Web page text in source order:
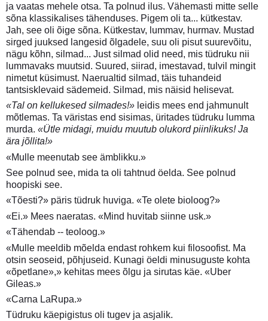
ja vaatas mehele otsa. Ta polnud ilus. Vähemasti mitte selle
sõna klassikalises tähenduses. Pigem oli ta... kütkestav.
Jah, see oli õige sõna. Kütkestav, lummav, hurmav. Mustad
sirged juuksed langesid õlgadele, suu oli pisut suurevõitu,
nägu kõhn, silmad... Just silmad olid need, mis tüdruku nii
lummavaks muutsid. Suured, siirad, imestavad, tulvil mingit
nimetut küsimust. Naerualtid silmad, täis tuhandeid
tantsisklevaid sädemeid. Silmad, mis näisid helisevat.
«Tal on kellukesed silmades!» leidis mees end jahmunult
mõtlemas. Ta väristas end sisimas, üritades tüdruku lumma
murda. «Ütle midagi, muidu muutub olukord piinlikuks! Ja
ära jõllita!»
«Mulle meenutab see ämblikku.»
See polnud see, mida ta oli tahtnud öelda. See polnud
hoopiski see.
«Tõesti?» päris tüdruk huviga. «Te olete bioloog?»
«Ei.» Mees naeratas. «Mind huvitab siinne usk.»
«Tähendab -- teoloog.»
«Mulle meeldib mõelda endast rohkem kui filosoofist. Ma
otsin seoseid, põhjuseid. Kunagi öeldi minusuguste kohta
«õpetlane»,» kehitas mees õlgu ja sirutas käe. «Uber
Gileas.»
«Carna LaRupa.»
Tüdruku käepigistus oli tugev ja asjalik.